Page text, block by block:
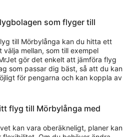
som flyger till
till Mörbylånga kan du hitta ett
mellan, som till exempel
gör det enkelt att jämföra flyg
som passar dig bäst, så att du kan
för pengarna och kan koppla av
flyg till Mörbylånga med
kan vara oberäkneligt, planer kan